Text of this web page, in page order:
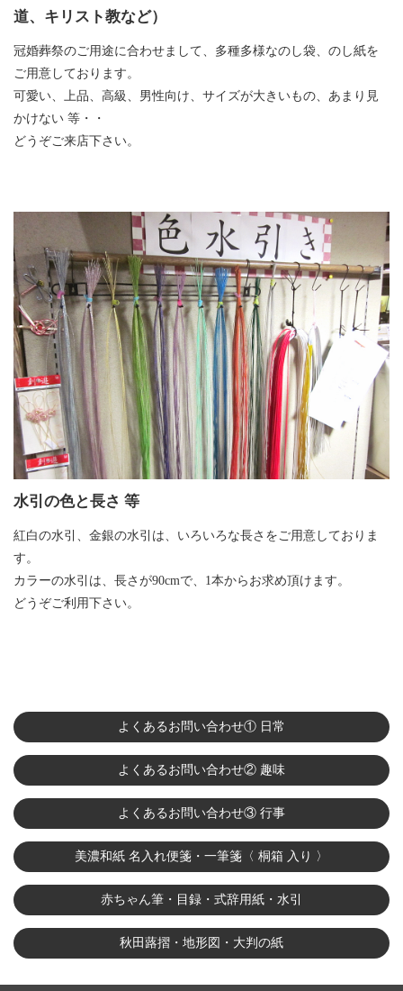
道、キリスト教など）
冠婚葬祭のご用途に合わせまして、多種多様なのし袋、のし紙を
ご用意しております。
可愛い、上品、高級、男性向け、サイズが大きいもの、あまり見
かけない 等・・
どうぞご来店下さい。
水引の色と長さ 等
紅白の水引、金銀の水引は、いろいろな長さをご用意しておりま
す。
カラーの水引は、長さが90cmで、1本からお求め頂けます。
どうぞご利用下さい。
よくあるお問い合わせ① 日常
よくあるお問い合わせ② 趣味
よくあるお問い合わせ③ 行事
美濃和紙 名入れ便箋・一筆箋〈 桐箱 入り 〉
赤ちゃん筆・目録・式辞用紙・水引
秋田蕗摺・地形図・大判の紙